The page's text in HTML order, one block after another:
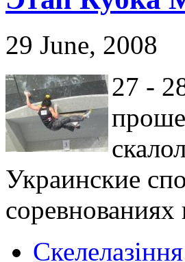
29 June, 2008
27 -
Украинские
соревнованиях
Скелелазіння